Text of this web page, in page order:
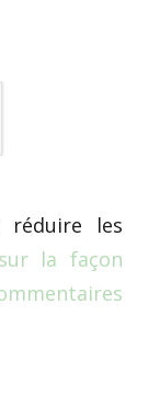
réduire les
la façon